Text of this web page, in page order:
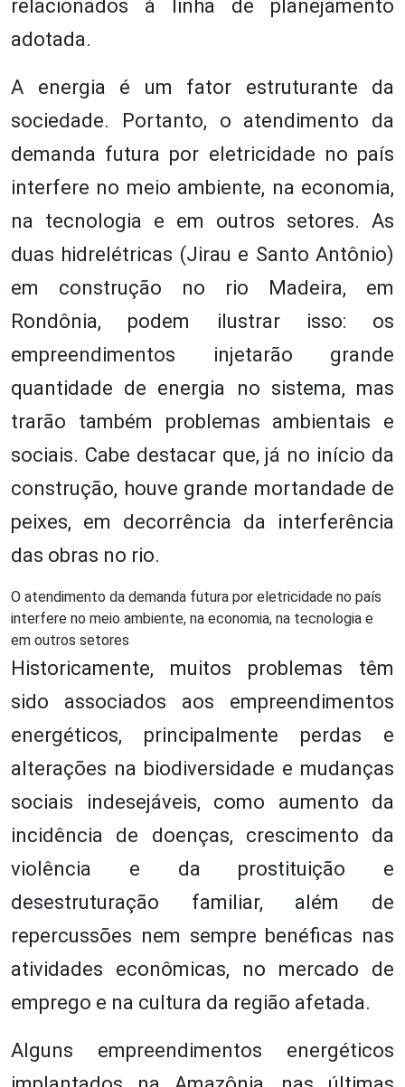
relacionados à linha de planejamento
adotada.
A energia é um fator estruturante da
sociedade. Portanto, o atendimento da
demanda futura por eletricidade no país
interfere no meio ambiente, na economia,
na tecnologia e em outros setores. As
duas hidrelétricas (Jirau e Santo Antônio)
em construção no rio Madeira, em
Rondônia, podem ilustrar isso: os
empreendimentos injetarão grande
quantidade de energia no sistema, mas
trarão também problemas ambientais e
sociais. Cabe destacar que, já no início da
construção, houve grande mortandade de
peixes, em decorrência da interferência
das obras no rio.
O atendimento da demanda futura por eletricidade no país
interfere no meio ambiente, na economia, na tecnologia e
em outros setores
Historicamente, muitos problemas têm
sido associados aos empreendimentos
energéticos, principalmente perdas e
alterações na biodiversidade e mudanças
sociais indesejáveis, como aumento da
incidência de doenças, crescimento da
violência e da prostituição e
desestruturação familiar, além de
repercussões nem sempre benéficas nas
atividades econômicas, no mercado de
emprego e na cultura da região afetada.
Alguns empreendimentos energéticos